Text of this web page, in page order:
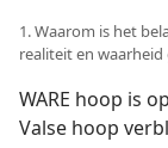
1. Waarom is het
realiteit en waarheid
WARE hoop is
Valse hoop